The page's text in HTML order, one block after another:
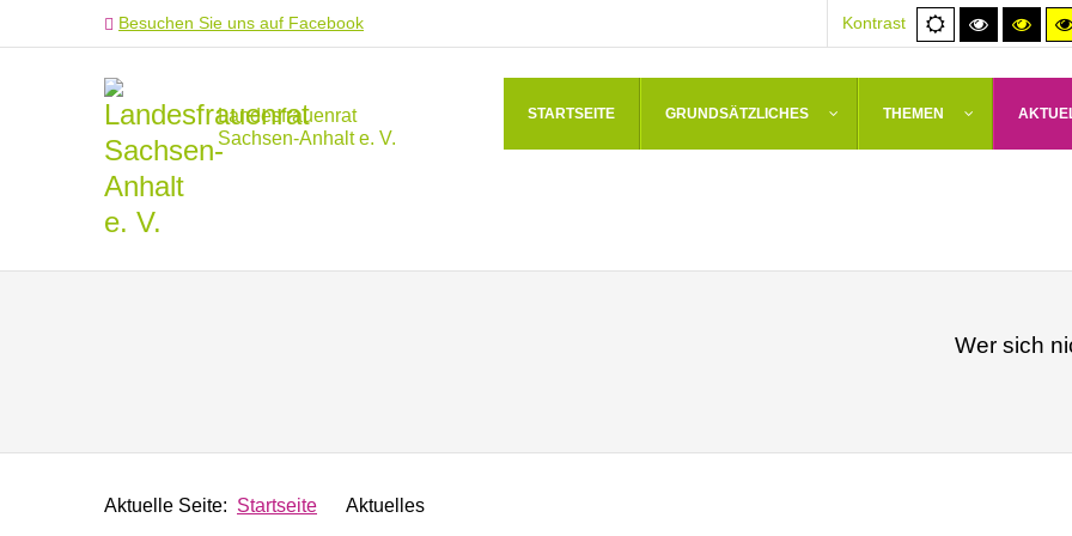
Besuchen Sie uns auf Facebook Kontrast
Normale
Ansicht
Hoher
Kontrast
Landesfrauenrat
Sachsen-Anhalt e. V.
STARTSEITE GRUNDSÄTZLICHES THEMEN
Wer sich
Aktuelle Seite: Startseite Aktuelles